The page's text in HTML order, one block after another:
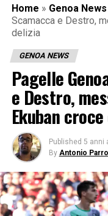
Home » Genoa News
Scamacca e Destro,
delizia
GENOA NEWS
Pagelle
e Destro,
Ekuban
Published 5 anni
By Antonio